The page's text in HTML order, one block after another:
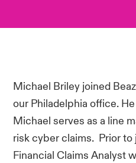
Michael Briley joined
our Philadelphia office.
Michael serves as a line
risk cyber claims. Prior to
Financial Claims Analyst